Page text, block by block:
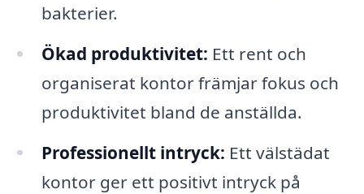
bakterier.
Ökad produktivitet: Ett rent och
organiserat kontor främjar fokus och
produktivitet bland de anställda.
Professionellt intryck: Ett välstädat
kontor ger ett positivt intryck på